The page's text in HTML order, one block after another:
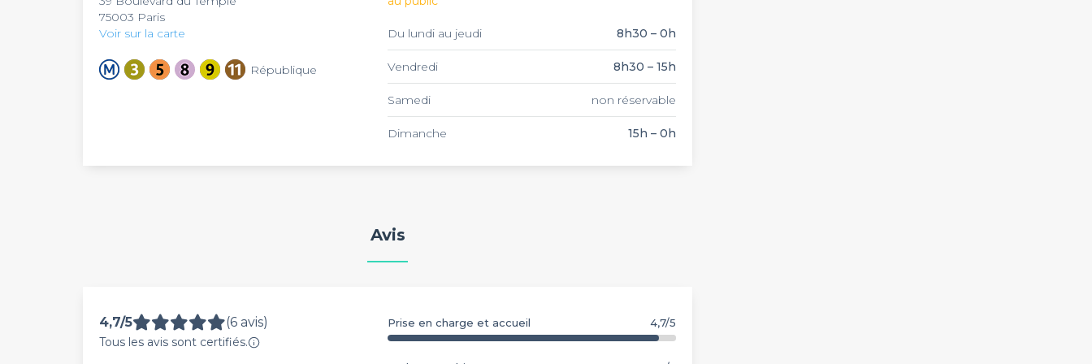
75003 Paris
Voir sur la carte
République
Du lundi au jeudi 8h30 – 0h
Vendredi 8h30 – 15h
Samedi non réservable
Dimanche 15h – 0h
Avis
4,7/5 (6 avis)
Tous les avis sont certifiés.
Prise en charge et accueil 4,7/5